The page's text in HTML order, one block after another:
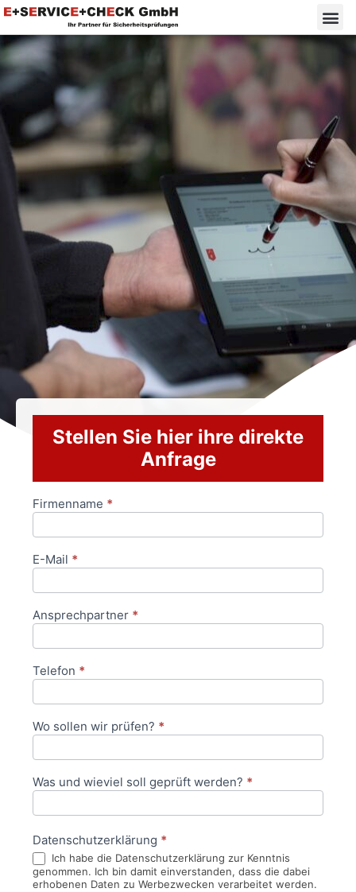
Stellen Sie hier ihre direkte
Anfrage
Anfrageformular
Firmenname *
E-Mail *
Ansprechpartner *
Telefon *
Wo sollen wir prüfen? *
Was und wieviel soll geprüft werden? *
Datenschutzerklärung *
Ich habe die Datenschutzerklärung zur Kenntnis
genommen. Ich bin damit einverstanden, dass die dabei
erhobenen Daten zu Werbezwecken verarbeitet werden.